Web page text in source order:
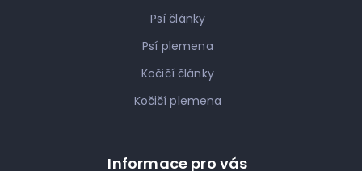
Psí články
Psí plemena
Kočičí články
Kočičí plemena
Informace pro vás